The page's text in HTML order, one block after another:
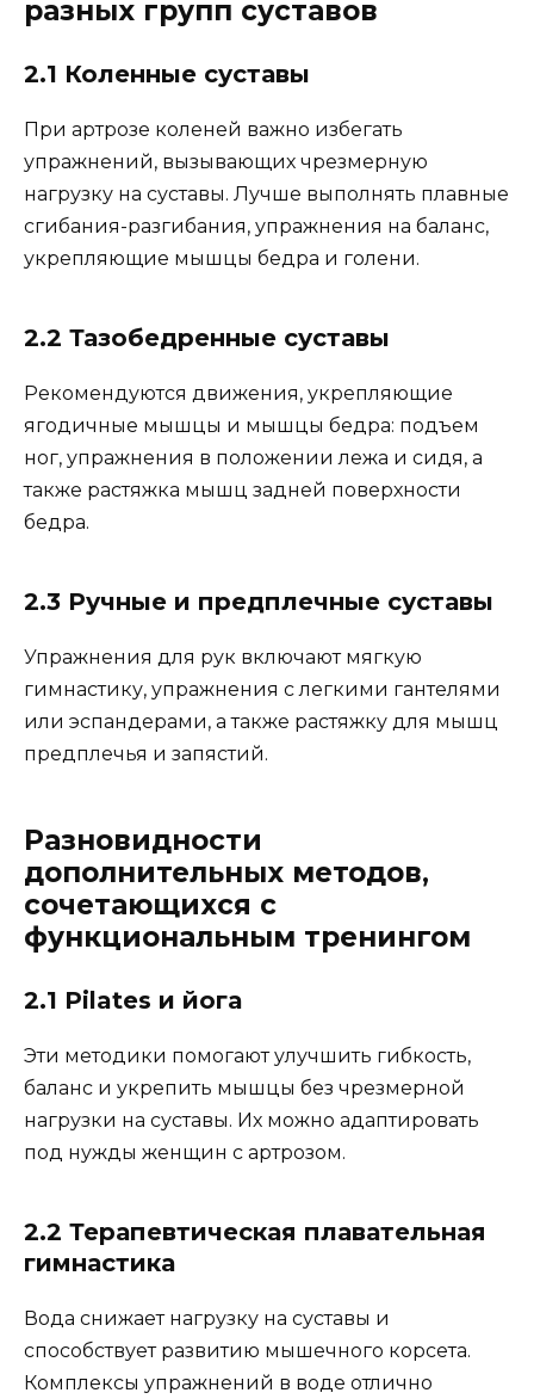
разных групп суставов
2.1 Коленные суставы
При артрозе коленей важно избегать
упражнений, вызывающих чрезмерную
нагрузку на суставы. Лучше выполнять плавные
сгибания-разгибания, упражнения на баланс,
укрепляющие мышцы бедра и голени.
2.2 Тазобедренные суставы
Рекомендуются движения, укрепляющие
ягодичные мышцы и мышцы бедра: подъем
ног, упражнения в положении лежа и сидя, а
также растяжка мышц задней поверхности
бедра.
2.3 Ручные и предплечные суставы
Упражнения для рук включают мягкую
гимнастику, упражнения с легкими гантелями
или эспандерами, а также растяжку для мышц
предплечья и запястий.
Разновидности
дополнительных методов,
сочетающихся с
функциональным тренингом
2.1 Pilates и йога
Эти методики помогают улучшить гибкость,
баланс и укрепить мышцы без чрезмерной
нагрузки на суставы. Их можно адаптировать
под нужды женщин с артрозом.
2.2 Терапевтическая плавательная
гимнастика
Вода снижает нагрузку на суставы и
способствует развитию мышечного корсета.
Комплексы упражнений в воде отлично